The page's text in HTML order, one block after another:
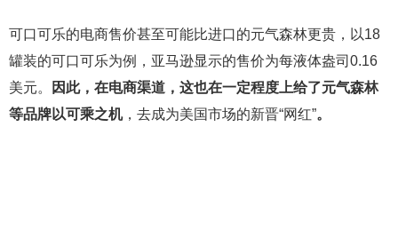
可口可乐的电商售价甚至可能比进口的元气森林更贵，以18
罐装的可口可乐为例，亚马逊显示的售价为每液体盎司0.16
美元。
因此，在电商渠道，这也在一定程度上给了元气森林
等品牌以可乘之机，去成为美国市场的新晋“网红”。